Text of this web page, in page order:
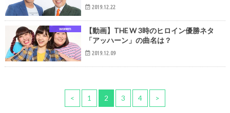
2019.12.22
women
【動画】THE W 3時のヒロイン優勝ネタ
「アッハーン」の曲名は？
2019.12.09
< 1 2 3 4 >